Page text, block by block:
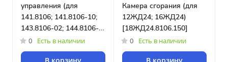
управления (для
141.8106; 141.8106-10;
143.8106-02; 144.8106-
50(60); 30ЖД; 35ЖД)
[31.3761.000]
0 Есть в наличии
В корзину
Камера сгорания (для
12ЖД24; 16ЖД24)
[18ЖД24.8106.150]
0 Есть в наличии
В корзину